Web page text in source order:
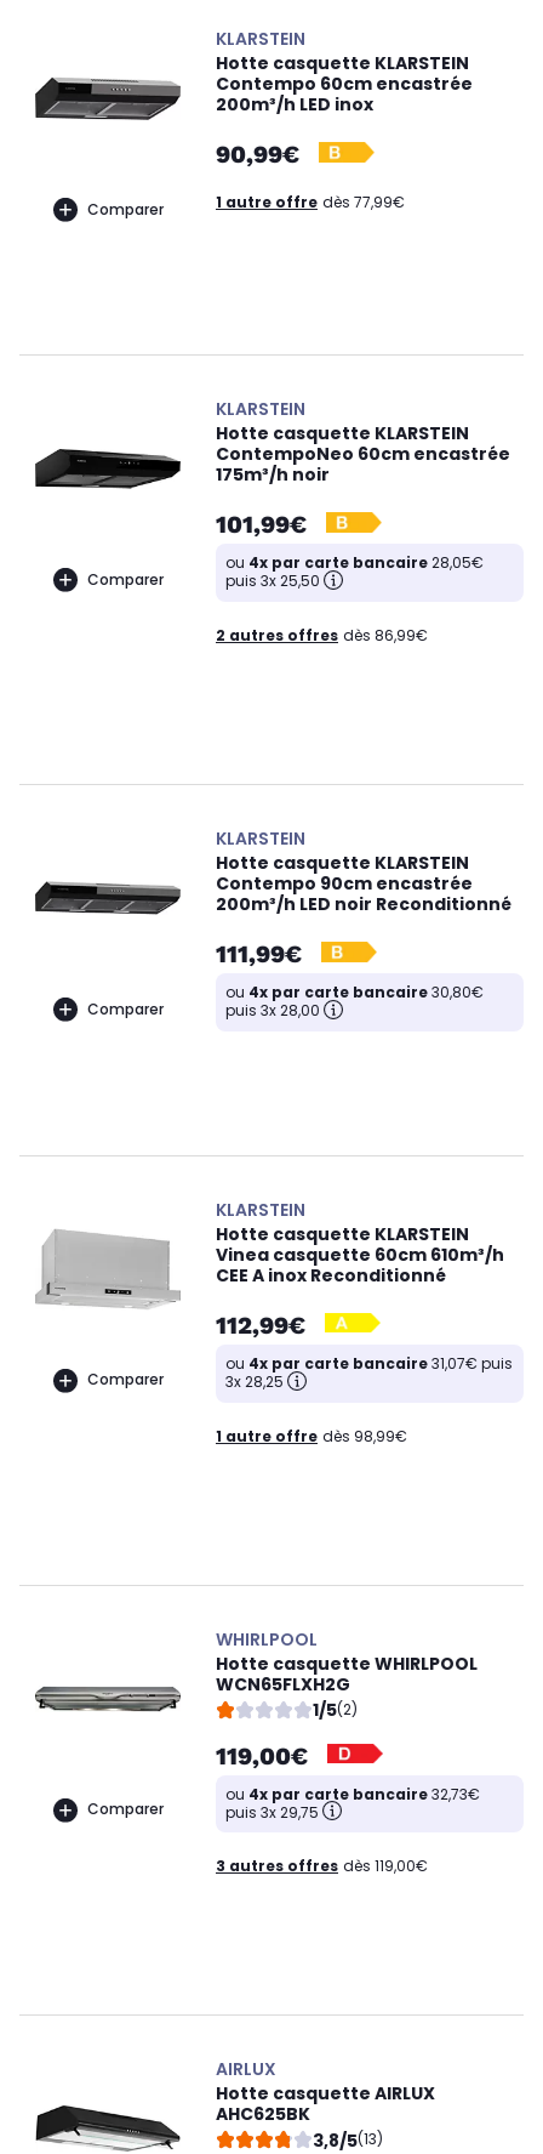
Comparer
KLARSTEIN
Hotte casquette KLARSTEIN
Contempo 60cm encastrée
200m³/h LED inox
90,99€
1 autre offre dès 77,99€
Comparer
KLARSTEIN
Hotte casquette KLARSTEIN
ContempoNeo 60cm encastrée
175m³/h noir
101,99€
ou 4x par carte bancaire28,05€
puis 3x 25,50
2 autres offres dès 86,99€
Comparer
KLARSTEIN
Hotte casquette KLARSTEIN
Contempo 90cm encastrée
200m³/h LED noir Reconditionné
111,99€
ou 4x par carte bancaire30,80€
puis 3x 28,00
Comparer
KLARSTEIN
Hotte casquette KLARSTEIN
Vinea casquette 60cm 610m³/h
CEE A inox Reconditionné
112,99€
ou 4x par carte bancaire31,07€ puis
3x 28,25
1 autre offre dès 98,99€
Comparer
WHIRLPOOL
Hotte casquette WHIRLPOOL
WCN65FLXH2G
1/5(2)
119,00€
ou 4x par carte bancaire32,73€
puis 3x 29,75
3 autres offres dès 119,00€
AIRLUX
Hotte casquette AIRLUX
AHC625BK
3,8/5(13)